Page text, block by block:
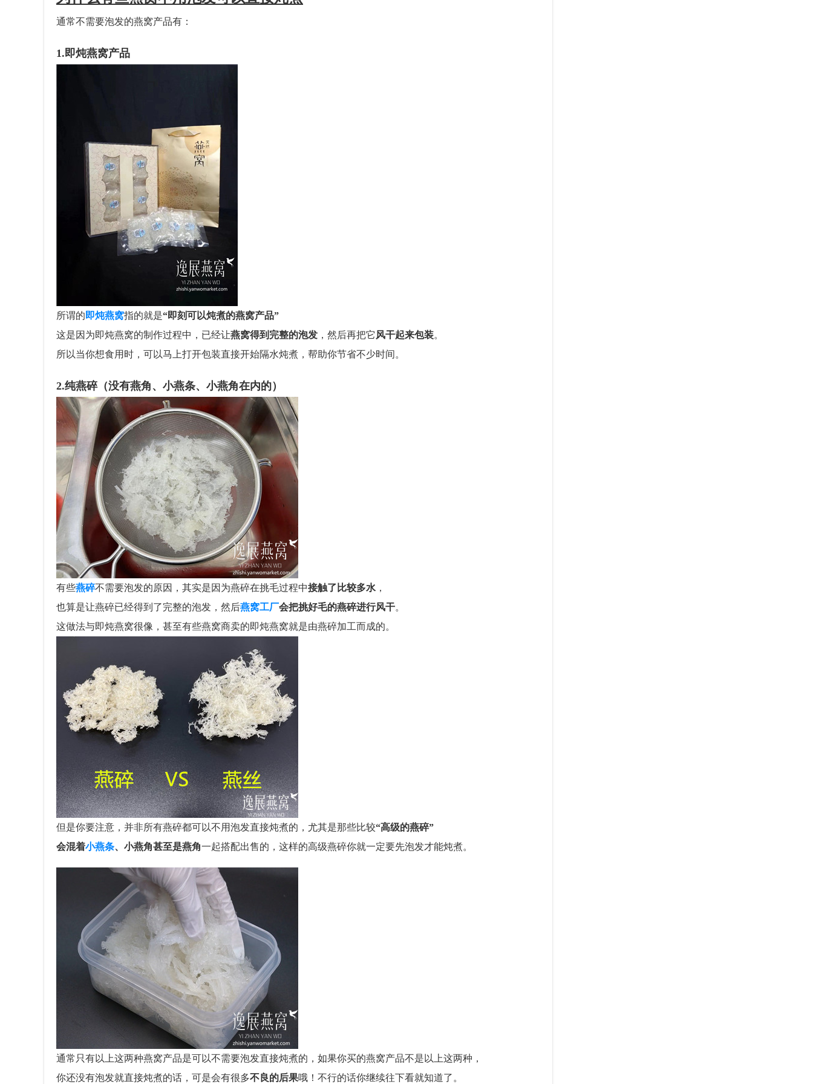
通常不需要泡发的燕窝产品有：
1.即炖燕窝产品
所谓的即炖燕窝指的就是“即刻可以炖煮的燕窝产品”
这是因为即炖燕窝的制作过程中，已经让燕窝得到完整的泡发 ，然后再把它 风干起来包装。
所以当你想食用时，可以马上打开包装直接开始隔水炖煮，帮助你节省不少时间。
2.纯燕碎（没有燕角、小燕条、小燕角在内的）
有些燕碎不需要泡发的原因，其实是因为燕碎在挑毛过程中接触了比较多水 ，
也算是让燕碎已经得到了完整的泡发，然后燕窝工厂会把挑好毛的燕碎进行风干。
这做法与即炖燕窝很像，甚至有些燕窝商卖的即炖燕窝就是由燕碎加工而成的。
但是你要注意，并非所有燕碎都可以不用泡发直接炖煮的，尤其是那些比较“高级的燕碎”
会混着小燕条、小燕角甚至是燕角一起搭配出售的，这样的高级燕碎你就一定要先泡发才能炖煮。
通常只有以上这两种燕窝产品是可以不需要泡发直接炖煮的，如果你买的燕窝产品不是以上这两种，
你还没有泡发就直接炖煮的话，可是会有很多不良的后果哦！不行的话你继续往下看就知道了。